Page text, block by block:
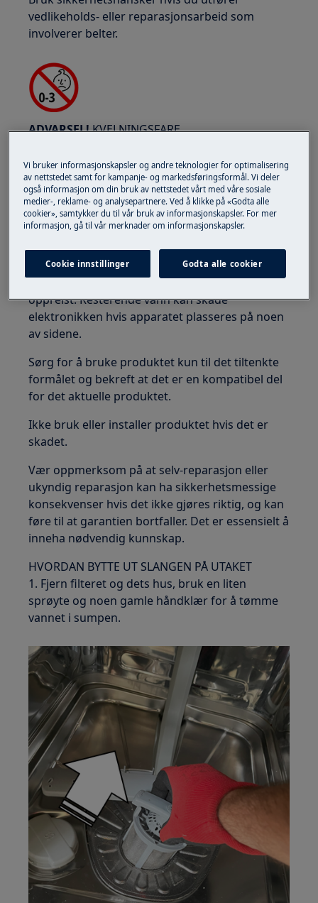
vedlikeholds- eller reparasjonsarbeid som
involverer belter.
ADVARSEL!KVELNINGSFARE
Små deler, ikke for barn under 3 år. Hold alle
små deler og emballasje utilgjengelig for barn.
Bare voksne bør bruke eller installere
produktet.
Før vedlikehold utføres, slå av vannforsyningen
til apparatet. Tøm alltid apparatet for alt vann.
Vedlikehold bør utføres mens apparatet står
oppreist. Resterende vann kan skade
elektronikken hvis apparatet plasseres på noen
av sidene.
Sørg for å bruke produktet kun til det tiltenkte
formålet og bekreft at det er en kompatibel del
for det aktuelle produktet.
Ikke bruk eller installer produktet hvis det er
skadet.
Vær oppmerksom på at selv-reparasjon eller
ukyndig reparasjon kan ha sikkerhetsmessige
konsekvenser hvis det ikke gjøres riktig, og kan
føre til at garantien bortfaller. Det er essensielt å
inneha nødvendig kunnskap.
HVORDAN BYTTE UT SLANGEN PÅ UTAKET
1. Fjern filteret og dets hus, bruk en liten
sprøyte og noen gamle håndklær for å tømme
vannet i sumpen.
Vi bruker informasjonskapsler og andre teknologier for optimalisering
av nettstedet samt for kampanje- og markedsføringsformål. Vi deler
også informasjon om din bruk av nettstedet vårt med våre sosiale
medier-, reklame- og analysepartnere. Ved å klikke på «Godta alle
cookier», samtykker du til vår bruk av informasjonskapsler. For mer
informasjon, gå til vår merknader om informasjonskapsler.
Cookie innstillinger Godta alle cookier